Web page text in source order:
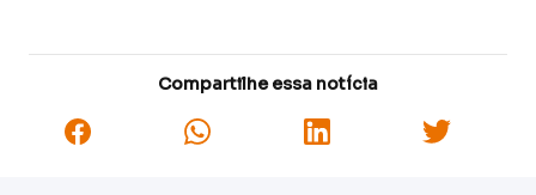
Compartilhe essa notícia